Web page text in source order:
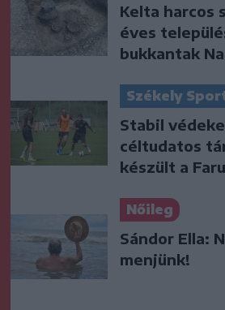
Kelta harcos
éves
bukkantak
Székely
Stabil
céltudatos
készült a
Nőileg
Sándor Ella:
menjünk!